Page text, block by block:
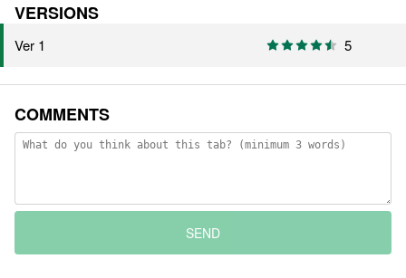
VERSIONS
Ver 1 5
COMMENTS
SEND